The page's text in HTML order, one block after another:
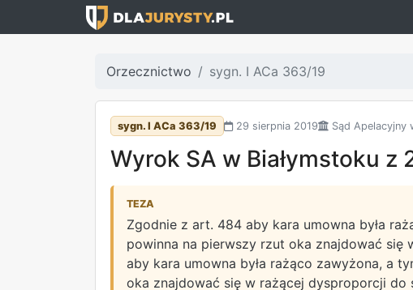
Orzecznictwo sygn. I ACa 363/19
sygn. I ACa 363/19 29 sierpnia 2019 Sąd Apelacyjny
Wyrok SA w Białymstoku z
TEZA
Zgodnie z art. 484 aby kara umowna była
powinna na pierwszy rzut oka znajdować
aby kara umowna była rażąco zawyżona, a
oka znajdować się w rażącej dysproporcji do